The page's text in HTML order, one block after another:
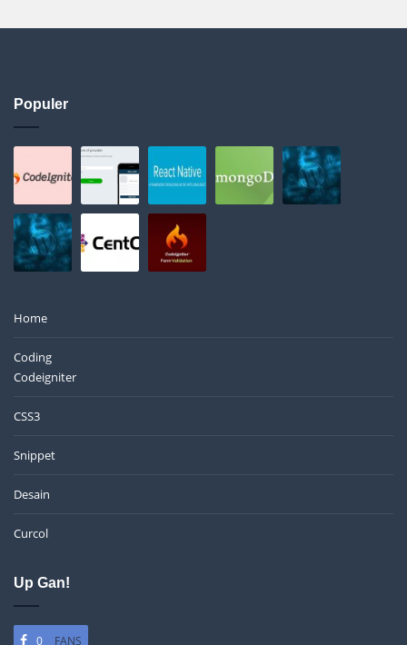
Populer
Home
Coding
Codeigniter
CSS3
Snippet
Desain
Curcol
Up Gan!
0 FANS